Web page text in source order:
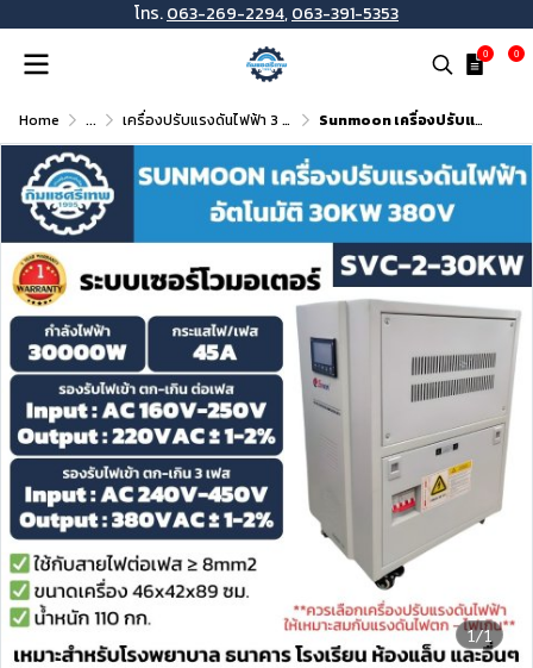
โทร.063-269-2294,063-391-5353
0 0
Home ... เครื่องปรับแรงดันไฟฟ้า 3 เฟส Sunmoon เครื่องปรับแรงดันไฟฟ้า 3 เฟส รุ่น SVC 2-30 KW
1/1